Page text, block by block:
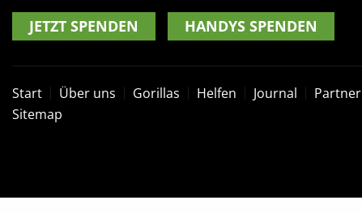
JETZT SPENDEN HANDYS SPENDEN
Start Über uns Gorillas Helfen Journal Partner
Sitemap